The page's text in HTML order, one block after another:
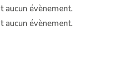
aucun évènement.
aucun évènement.